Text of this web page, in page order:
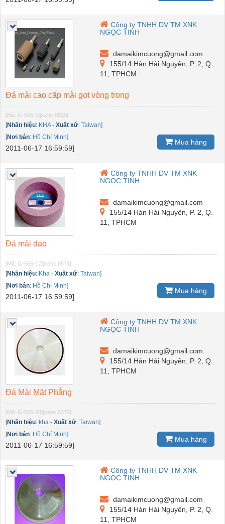
Công ty TNHH DV TM XNK
NGỌC TINH
damaikimcuong@gmail.com
155/14 Hàn Hải Nguyên, P. 2, Q.
11, TPHCM
Đá mài cao cấp mài gọt vòng trong
[Mã: G-565-5][xem: 8829]
[Nhãn hiệu: KHA- Xuất xứ: Taiwan]
[Nơi bán: Hồ Chí Minh]
2011-06-17 16:59:59]
Mua hàng
Công ty TNHH DV TM XNK
NGỌC TINH
damaikimcuong@gmail.com
155/14 Hàn Hải Nguyên, P. 2, Q.
11, TPHCM
Đá mài dao
[Mã: G-565-17][xem: 8571]
[Nhãn hiệu: Kha - Xuất xứ: Taiwan]
[Nơi bán: Hồ Chí Minh]
2011-06-17 16:59:59]
Mua hàng
Công ty TNHH DV TM XNK
NGỌC TINH
damaikimcuong@gmail.com
155/14 Hàn Hải Nguyên, P. 2, Q.
11, TPHCM
Đá Mài Mặt Phẳng
[Mã: G-565-33][xem: 8372]
[Nhãn hiệu: kha - Xuất xứ: Taiwan]
[Nơi bán: Hồ Chí Minh]
2011-06-17 16:59:59]
Mua hàng
Công ty TNHH DV TM XNK
NGỌC TINH
damaikimcuong@gmail.com
155/14 Hàn Hải Nguyên, P. 2, Q.
11, TPHCM